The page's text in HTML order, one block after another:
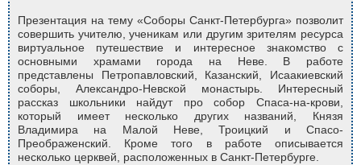
Презентация на тему «Соборы Санкт-Петербурга» позволит
совершить учителю, ученикам или другим зрителям ресурса
виртуальное путешествие и интересное знакомство с
основными храмами города на Неве. В работе
представлены Петропавловский, Казанский, Исаакиевский
соборы, Александро-Невской монастырь. Интересный
рассказ школьники найдут про собор Спаса-на-крови,
который имеет несколько других названий, Князя
Владимира на Малой Неве, Троицкий и Спасо-
Преображенский. Кроме того в работе описывается
несколько церквей, расположенных в Санкт-Петербурге.